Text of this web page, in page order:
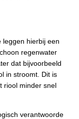
leggen hierbij een
regenwater
dat bijvoorbeeld
in stroomt. Dit is
riool minder snel
verantwoorde